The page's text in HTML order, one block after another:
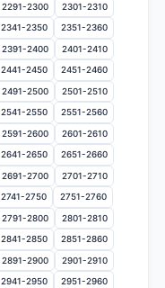
2291-2300 2301-2310
2341-2350 2351-2360
2391-2400 2401-2410
2441-2450 2451-2460
2491-2500 2501-2510
2541-2550 2551-2560
2591-2600 2601-2610
2641-2650 2651-2660
2691-2700 2701-2710
2741-2750 2751-2760
2791-2800 2801-2810
2841-2850 2851-2860
2891-2900 2901-2910
2941-2950 2951-2960